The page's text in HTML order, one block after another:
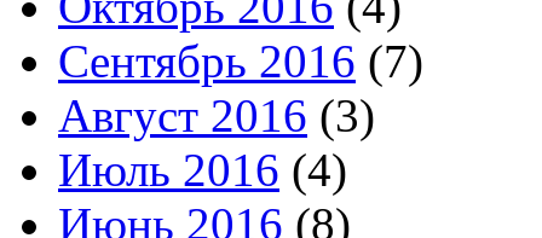
Сентябрь 2016 (7)
Август 2016 (3)
Июль 2016 (4)
Июнь 2016 (8)